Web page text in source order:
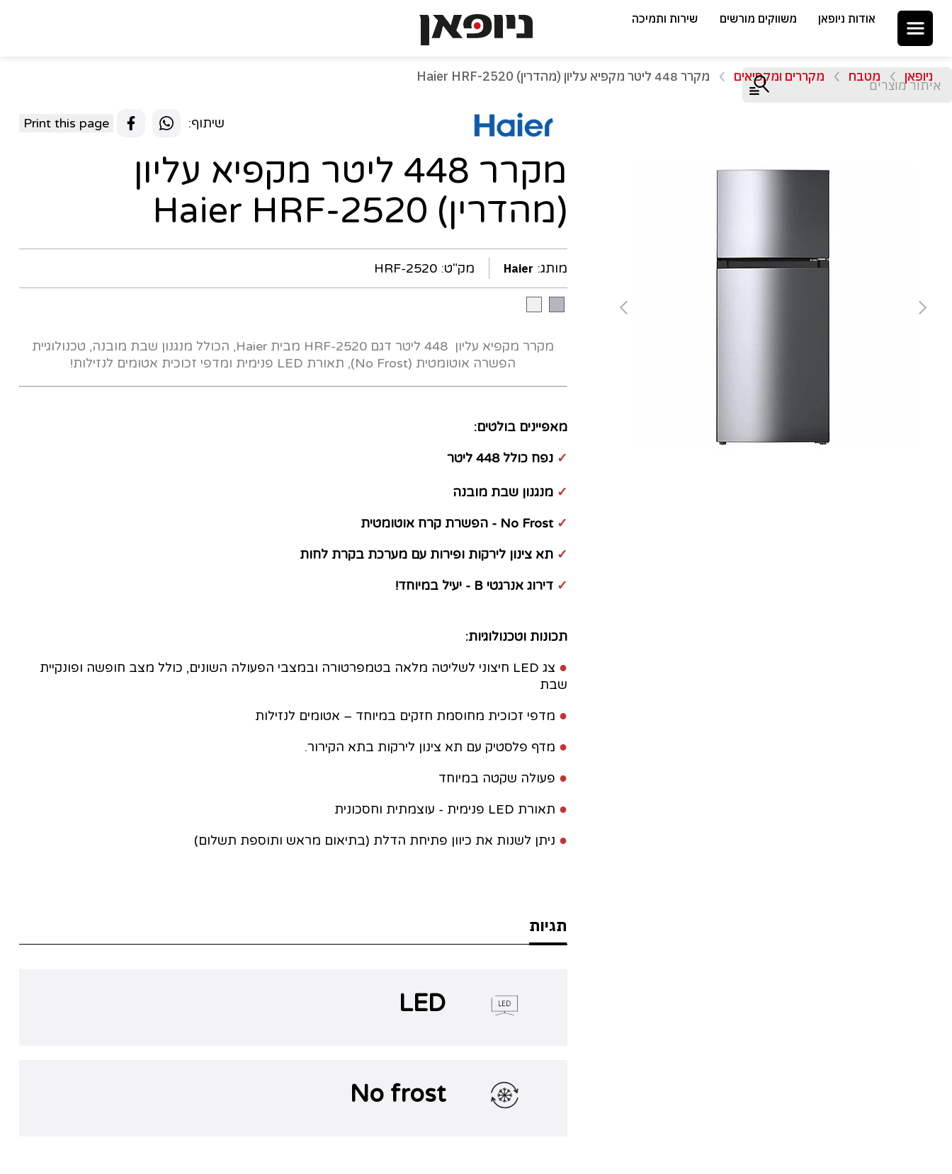
אודות ניופאן משווקים מורשים שירות ותמיכה
ניופאן מטבח מקררים ומקפיאים מקרר 448 ליטר מקפיא עליון (מהדרין) Haier HRF-2520
שיתוף: Print this page
מקרר 448 ליטר מקפיא עליון
(מהדרין) Haier HRF-2520
מותג: Haier מק"ט: HRF-2520
מקרר מקפיא עליון 448 ליטר דגם HRF-2520 מבית Haier, הכולל מנגנון שבת מובנה, טכנולוגיית
הפשרה אוטומטית (No Frost), תאורת LED פנימית ומדפי זכוכית אטומים לנזילות!
מאפיינים בולטים:
✓ נפח כולל 448 ליטר
✓ מנגנון שבת מובנה
✓ No Frost - הפשרת קרח אוטומטית
✓ תא צינון לירקות ופירות עם מערכת בקרת לחות
✓ דירוג אנרגטי B - יעיל במיוחד!
תכונות וטכנולוגיות:
●
צג LED חיצוני לשליטה מלאה בטמפרטורה ובמצבי הפעולה השונים, כולל מצב חופשה ופונקיית
שבת
● מדפי זכוכית מחוסמת חזקים במיוחד – אטומים לנזילות
● מדף פלסטיק עם תא צינון לירקות בתא הקירור.
● פעולה שקטה במיוחד
● תאורת LED פנימית - עוצמתית וחסכונית
● ניתן לשנות את כיוון פתיחת הדלת (בתיאום מראש ותוספת תשלום)
תגיות
LED
No frost